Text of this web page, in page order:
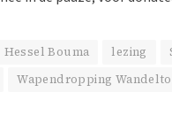
Hessel Bouma lezing
Wapendropping